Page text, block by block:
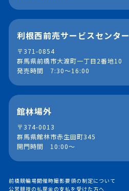
利根西前売サービスセンター
〒371-0854
群馬県前橋市大渡町一丁目2番地10
発売時間 7:30～16:00
館林場外
〒374-0013
群馬県館林市赤生田町345
開門時間 10:00～
前橋競輪場開催時撮影要領の制定について
公営競技の払戻金の支払を受けた方へ